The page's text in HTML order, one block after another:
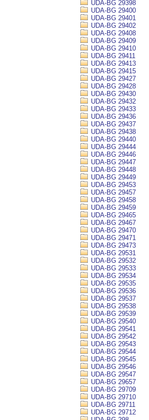
UDA-BG 29398
UDA-BG 29400
UDA-BG 29401
UDA-BG 29402
UDA-BG 29408
UDA-BG 29409
UDA-BG 29410
UDA-BG 29411
UDA-BG 29413
UDA-BG 29415
UDA-BG 29427
UDA-BG 29428
UDA-BG 29430
UDA-BG 29432
UDA-BG 29433
UDA-BG 29436
UDA-BG 29437
UDA-BG 29438
UDA-BG 29440
UDA-BG 29444
UDA-BG 29446
UDA-BG 29447
UDA-BG 29448
UDA-BG 29449
UDA-BG 29453
UDA-BG 29457
UDA-BG 29458
UDA-BG 29459
UDA-BG 29465
UDA-BG 29467
UDA-BG 29470
UDA-BG 29471
UDA-BG 29473
UDA-BG 29531
UDA-BG 29532
UDA-BG 29533
UDA-BG 29534
UDA-BG 29535
UDA-BG 29536
UDA-BG 29537
UDA-BG 29538
UDA-BG 29539
UDA-BG 29540
UDA-BG 29541
UDA-BG 29542
UDA-BG 29543
UDA-BG 29544
UDA-BG 29545
UDA-BG 29546
UDA-BG 29547
UDA-BG 29657
UDA-BG 29709
UDA-BG 29710
UDA-BG 29711
UDA-BG 29712